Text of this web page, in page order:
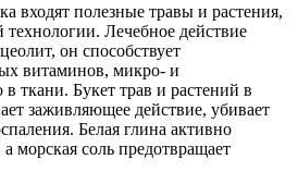
входят полезные травы и растения,
Лечебное действие
он способствует
витаминов, микро- и
в ткани. Букет трав и растений в
заживляющее действие, убивает
Белая глина активно
морская соль предотвращает